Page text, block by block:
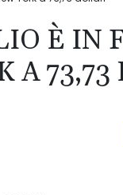
È IN
A